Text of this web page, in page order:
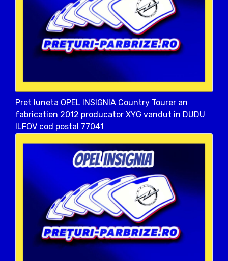
Pret luneta OPEL INSIGNIA Country Tourer an
fabricatien 2012 producator XYG vandut in DUDU
ILFOV cod postal 77041